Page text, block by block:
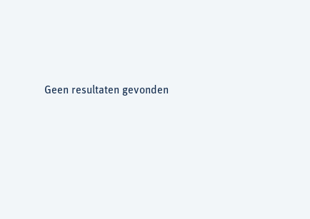
Geen resultaten gevonden